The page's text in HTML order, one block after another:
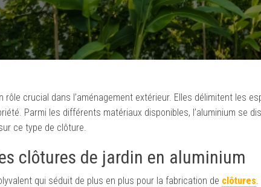
rôle crucial dans l’aménagement extérieur. Elles délimitent les
Parmi les différents matériaux disponibles, l’aluminium se
ce type de clôture.
clôtures de jardin en aluminium
qui séduit de plus en plus pour la fabrication de clôtures.